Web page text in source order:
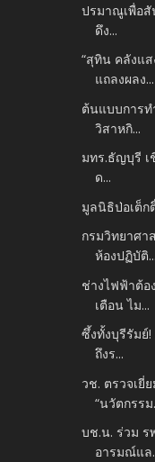
ปรมาณูเพื่อสั
ดึง...
“สุทิน คลังแ
แถลงผลง...
ต้นแบบการ
วิสาหกิ...
มทร.ธัญบุรี เ
ด...
มูลนิธิป่อเต็ก
กรมวิทยาศา
ห้องปฏิบัติ...
ช่างไฟฟ้าต้อ
เตือน ไม...
ซึ้งทั้งบุรีรัมย์
ถึงร...
วช. ตรวจเยี่
“นวัตกรรม
บช.น. ร่วม ร
อารมณ์แล